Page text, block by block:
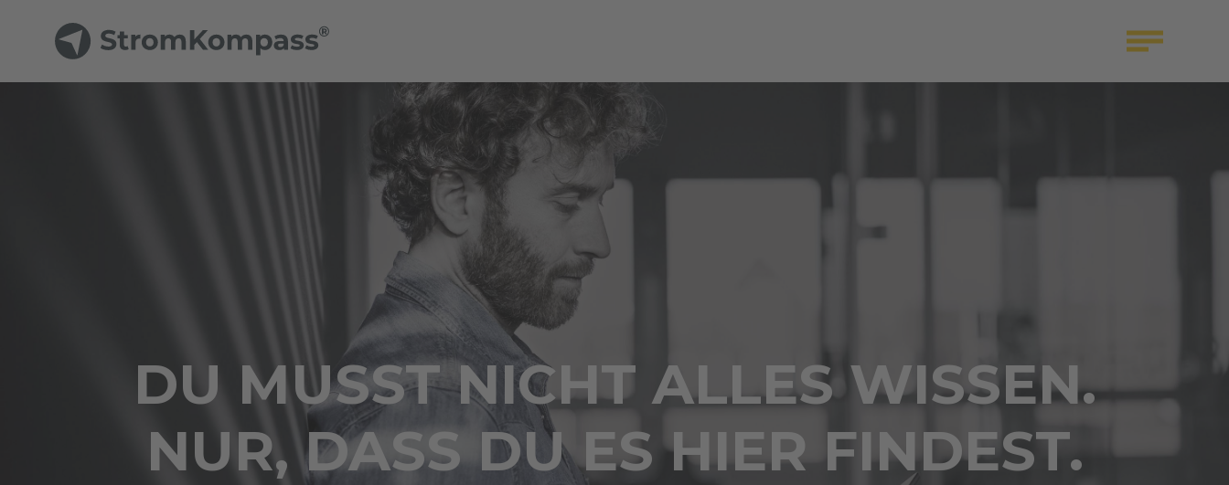
DU MUSST NICHT ALLES WISSEN.
NUR, DASS DU ES HIER FINDEST.